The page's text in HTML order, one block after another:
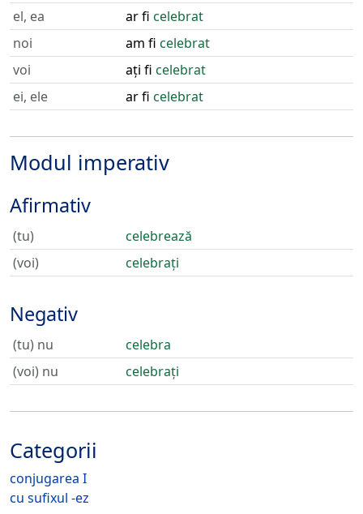
el, ea
ar fi celebrat
noi
am fi celebrat
voi
ați fi celebrat
ei, ele
ar fi celebrat
Modul imperativ
Afirmativ
(tu)
celebrează
(voi)
celebrați
Negativ
(tu) nu
celebra
(voi) nu
celebrați
Categorii
conjugarea I
cu sufixul -ez